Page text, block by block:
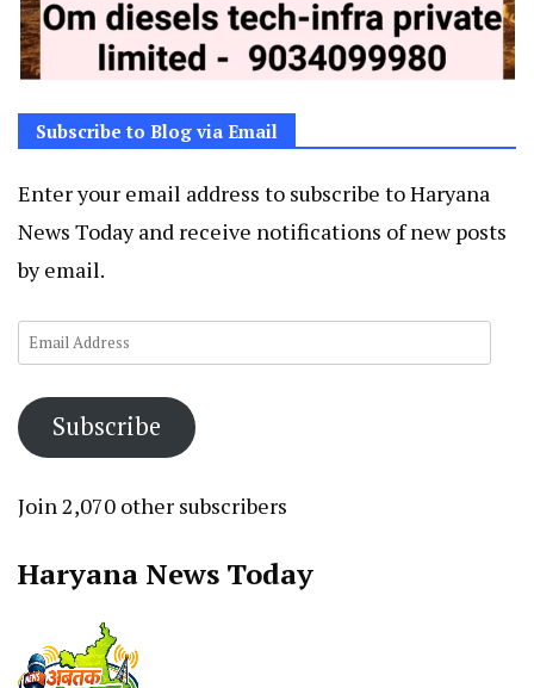
Subscribe to Blog via Email
Enter your email address to subscribe to Haryana
News Today and receive notifications of new posts
by email.
Email
Subscribe
Join 2,070 other subscribers
Haryana News Today